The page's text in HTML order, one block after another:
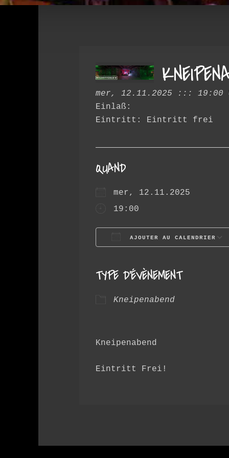
mer, 12.11.2025 ::: 19:00
Einlaß:
Eintritt: Eintritt frei
QUAND
mer, 12.11.2025
19:00
AJOUTER AU CALENDRIER
TYPE D’ÉVÈNEMENT
Kneipenabend
Kneipenabend
Eintritt Frei!